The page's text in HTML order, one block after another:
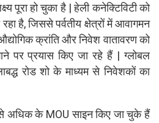
पूरा हो चुका है | हेली कनेक्टिविटी को
है, जिससे पर्वतीय क्षेत्रों में आवागमन
क्रांति और निवेश वातावरण को
पर प्रयास किए जा रहे हैं | ग्लोबल
रोड शो के माध्यम से निवेशकों का
के MOU साइन किए जा चुके हैं